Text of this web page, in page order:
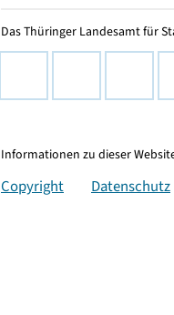
Das Thüringer Landesamt für
Informationen zu dieser
Copyright Datenschutz